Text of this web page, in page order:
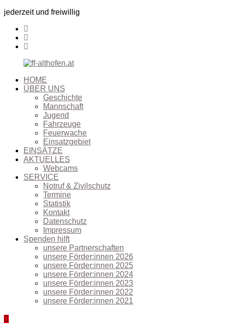
jederzeit und freiwillig
HOME
ÜBER UNS
Geschichte
Mannschaft
Jugend
Fahrzeuge
Feuerwache
Einsatzgebiet
EINSÄTZE
AKTUELLES
Webcams
SERVICE
Notruf & Zivilschutz
Termine
Statistik
Kontakt
Datenschutz
Impressum
Spenden hilft
unsere Partnerschaften
unsere Förder:innen 2026
unsere Förder:innen 2025
unsere Förder:innen 2024
unsere Förder:innen 2023
unsere Förder:innen 2022
unsere Förder:innen 2021